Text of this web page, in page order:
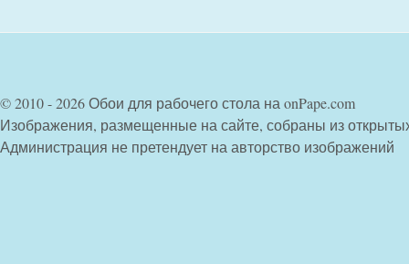
© 2010 - 2026 Обои для рабочего стола на onPape.com
Изображения, размещенные на сайте, собраны из
Администрация не претендует на авторство изображений